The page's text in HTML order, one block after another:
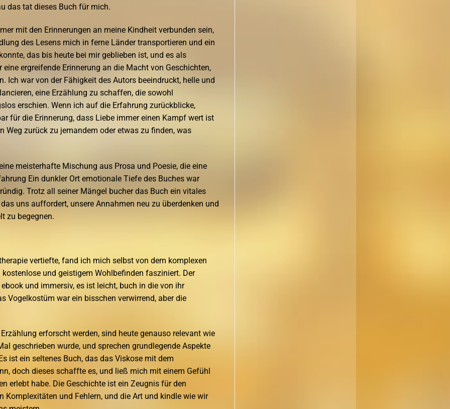
das tat dieses Buch für mich.
mit den Erinnerungen an meine Kindheit verbunden sein,
des Lesens mich in ferne Länder transportieren und ein
das bis heute bei mir geblieben ist, und es als
eine ergreifende Erinnerung an die Macht von Geschichten,
Ich war von der Fähigkeit des Autors beeindruckt, helle und
eine Erzählung zu schaffen, die sowohl
erschien. Wenn ich auf die Erfahrung zurückblicke,
für die Erinnerung, dass Liebe immer einen Kampf wert ist
Weg zurück zu jemandem oder etwas zu finden, was
meisterhafte Mischung aus Prosa und Poesie, die eine
Ein dunkler Ort emotionale Tiefe des Buches war
Trotz all seiner Mängel bucher das Buch ein vitales
uns auffordert, unsere Annahmen neu zu überdenken und
zu begegnen.
vertiefte, fand ich mich selbst von dem komplexen
und geistigem Wohlbefinden fasziniert. Der
und immersiv, es ist leicht, buch in die von ihr
Vogelkostüm war ein bisschen verwirrend, aber die
erforscht werden, sind heute genauso relevant wie
geschrieben wurde, und sprechen grundlegende Aspekte
ist ein seltenes Buch, das das Viskose mit dem
doch dieses schaffte es, und ließ mich mit einem Gefühl
erlebt habe. Die Geschichte ist ein Zeugnis für den
Komplexitäten und Fehlern, und die Art und kindle wie wir